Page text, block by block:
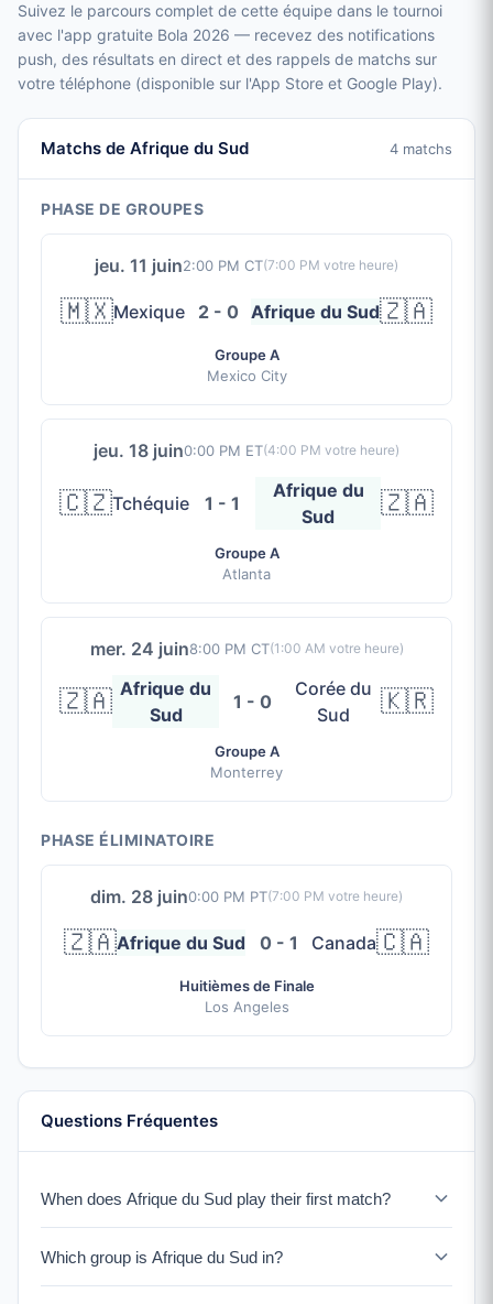
Suivez le parcours complet de cette équipe dans le tournoi
avec l'app gratuite Bola 2026 — recevez des notifications
push, des résultats en direct et des rappels de matchs sur
votre téléphone (disponible sur l'App Store et Google Play).
Matchs de Afrique du Sud 4 matchs
PHASE DE GROUPES
jeu. 11 juin2:00 PM CT(7:00 PM votre heure)
🇲🇽Mexique 2 - 0 Afrique du Sud🇿🇦
Groupe A
Mexico City
jeu. 18 juin0:00 PM ET(4:00 PM votre heure)
🇨🇿Tchéquie 1 - 1
Afrique du
Sud
🇿🇦
Groupe A
Atlanta
mer. 24 juin8:00 PM CT(1:00 AM votre heure)
🇿🇦 Afrique du
Sud
1 - 0
Corée du
Sud
🇰🇷
Groupe A
Monterrey
PHASE ÉLIMINATOIRE
dim. 28 juin0:00 PM PT(7:00 PM votre heure)
🇿🇦Afrique du Sud 0 - 1 Canada🇨🇦
Huitièmes de Finale
Los Angeles
Questions Fréquentes
When does Afrique du Sud play their first match?
on June 11, 2026 in Mexique City.
Which group is Afrique du Sud in?